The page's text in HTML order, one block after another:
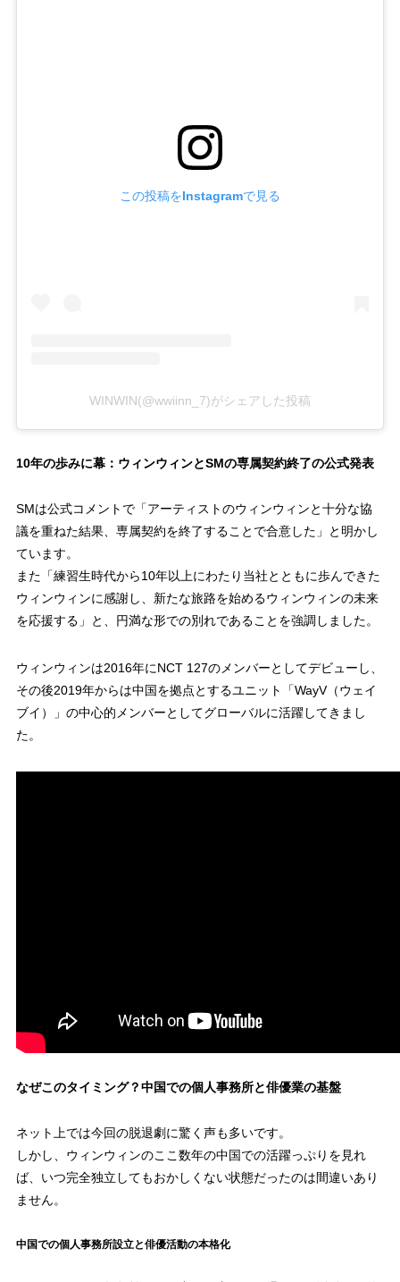
この投稿をInstagramで見る
WINWIN(@wwiinn_7)がシェアした投稿
10年の歩みに幕：ウィンウィンとSMの専属契約終了の公式発表
SMは公式コメントで「アーティストのウィンウィンと十分な協
議を重ねた結果、専属契約を終了することで合意した」と明かし
ています。
また「練習生時代から10年以上にわたり当社とともに歩んできた
ウィンウィンに感謝し、新たな旅路を始めるウィンウィンの未来
を応援する」と、円満な形での別れであることを強調しました。
ウィンウィンは2016年にNCT 127のメンバーとしてデビューし、
その後2019年からは中国を拠点とするユニット「WayV（ウェイ
ブイ）」の中心的メンバーとしてグローバルに活躍してきまし
た。
なぜこのタイミング？中国での個人事務所と俳優業の基盤
ネット上では今回の脱退劇に驚く声も多いです。
しかし、ウィンウィンのここ数年の中国での活躍っぷりを見れ
ば、いつ完全独立してもおかしくない状態だったのは間違いあり
ません。
中国での個人事務所設立と俳優活動の本格化